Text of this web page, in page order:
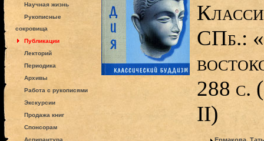
Научная жизнь
Рукописные
сокровища
Публикации
Лекторий
Периодика
Архивы
Работа с рукописями
Экскурсии
Продажа книг
Спонсорам
Аспирантура
СПб.:
288 с.
II)